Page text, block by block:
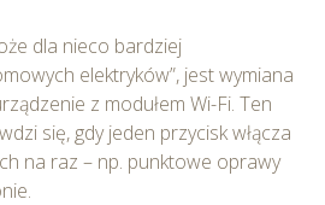
dla nieco bardziej
elektryków”, jest wymiana
z modułem Wi-Fi. Ten
się, gdy jeden przycisk włącza
na raz – np. punktowe oprawy